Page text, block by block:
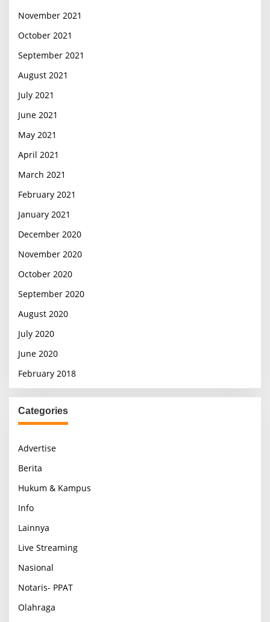
November 2021
October 2021
September 2021
August 2021
July 2021
June 2021
May 2021
April 2021
March 2021
February 2021
January 2021
December 2020
November 2020
October 2020
September 2020
August 2020
July 2020
June 2020
February 2018
Categories
Advertise
Berita
Hukum & Kampus
Info
Lainnya
Live Streaming
Nasional
Notaris- PPAT
Olahraga